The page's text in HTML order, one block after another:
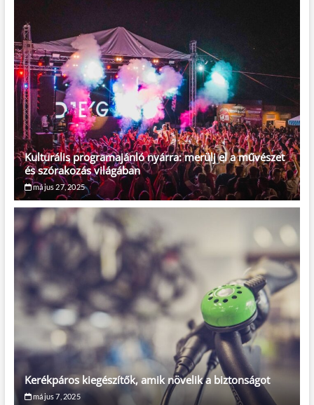
Kulturális programajánló nyárra: merülj el a művészet
és szórakozás világában
május 27, 2025
Kerékpáros kiegészítők, amik növelik a biztonságot
május 7, 2025